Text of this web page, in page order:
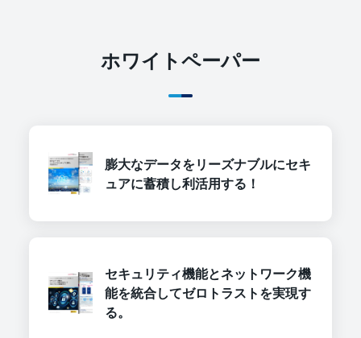
ホワイトペーパー
膨大なデータをリーズナブルにセキ
ュアに蓄積し利活用する！
セキュリティ機能とネットワーク機
能を統合してゼロトラストを実現す
る。